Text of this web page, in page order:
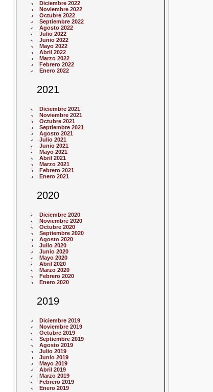
Diciembre 2022
Noviembre 2022
Octubre 2022
Septiembre 2022
Agosto 2022
Julio 2022
Junio 2022
Mayo 2022
Abril 2022
Marzo 2022
Febrero 2022
Enero 2022
2021
Diciembre 2021
Noviembre 2021
Octubre 2021
Septiembre 2021
Agosto 2021
Julio 2021
Junio 2021
Mayo 2021
Abril 2021
Marzo 2021
Febrero 2021
Enero 2021
2020
Diciembre 2020
Noviembre 2020
Octubre 2020
Septiembre 2020
Agosto 2020
Julio 2020
Junio 2020
Mayo 2020
Abril 2020
Marzo 2020
Febrero 2020
Enero 2020
2019
Diciembre 2019
Noviembre 2019
Octubre 2019
Septiembre 2019
Agosto 2019
Julio 2019
Junio 2019
Mayo 2019
Abril 2019
Marzo 2019
Febrero 2019
Enero 2019